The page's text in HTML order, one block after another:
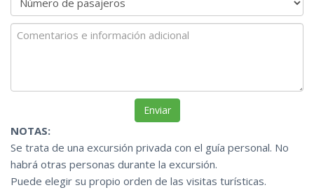
NOTAS:
Se trata de una excursión privada con el guía personal. No
habrá otras personas durante la excursión.
Puede elegir su propio orden de las visitas turísticas.